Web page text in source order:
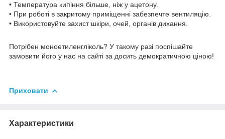
• Температура кипіння більше, ніж у ацетону.
• При роботі в закритому приміщенні забезпечте вентиляцію.
• Використовуйте захист шкіри, очей, органів дихання.
Потрібен моноетиленгліколь? У такому разі поспішайте
замовити його у нас на сайті за досить демократичною ціною!
Приховати
Характеристики